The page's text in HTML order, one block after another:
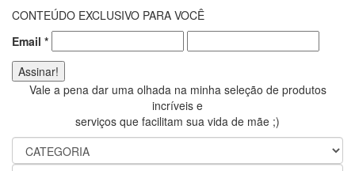
CONTEÚDO EXCLUSIVO PARA VOCÊ
Email *
Vale a pena dar uma olhada na minha seleção de produtos
incríveis e
serviços que facilitam sua vida de mãe ;)